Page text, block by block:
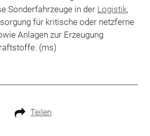
Sonderfahrzeuge in der Logistik,
für kritische oder netzferne
Anlagen zur Erzeugung
(ms)
Teilen